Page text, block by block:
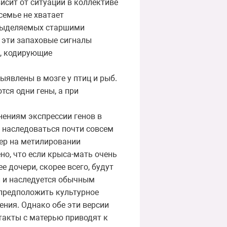
от ситуации в коллективе
не хватает
старшими
запаховые сигналы
кодирующие
в мозге у птиц и рыб.
одни гены, а при
экспрессии генов в
почти совсем
на метилировании
что если крыса-мать очень
дочери, скорее всего, будут
наследуется обычным
культурное
Однако обе эти версии
с матерью приводят к